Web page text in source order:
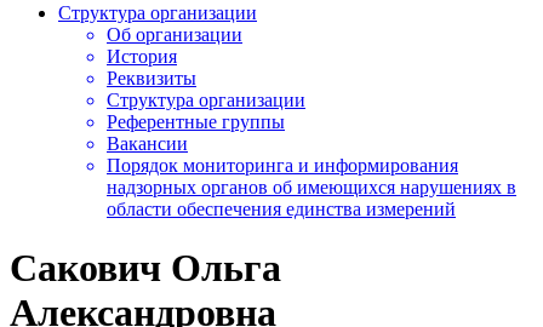
Структура организации
Об организации
История
Реквизиты
Структура организации
Референтные группы
Вакансии
Порядок мониторинга и информирования
надзорных органов об имеющихся нарушениях в
области обеспечения единства измерений
Сакович Ольга
Александровна